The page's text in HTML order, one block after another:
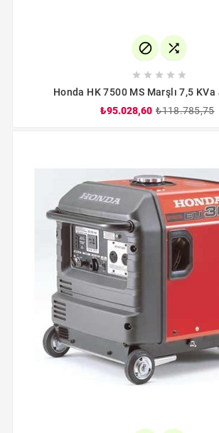
 
    
Honda HK 7500 MS Marşlı 7,5
₺95.028,60 ₺118.785,75